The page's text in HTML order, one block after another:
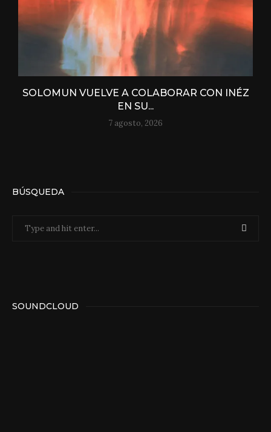
SOLOMUN VUELVE A COLABORAR CON INÉZ
EN SU...
7 agosto, 2026
BÚSQUEDA
SOUNDCLOUD